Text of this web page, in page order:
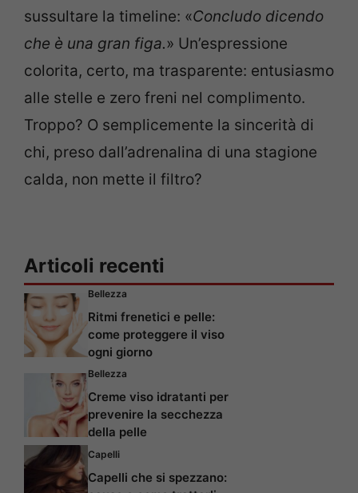
sussultare la timeline: «Concludo dicendo
che è una gran figa.» Un’espressione
colorita, certo, ma trasparente: entusiasmo
alle stelle e zero freni nel complimento.
Troppo? O semplicemente la sincerità di
chi, preso dall’adrenalina di una stagione
calda, non mette il filtro?
Articoli recenti
Bellezza
Ritmi frenetici e pelle:
come proteggere il viso
ogni giorno
Bellezza
Creme viso idratanti per
prevenire la secchezza
della pelle
Capelli
Capelli che si spezzano: